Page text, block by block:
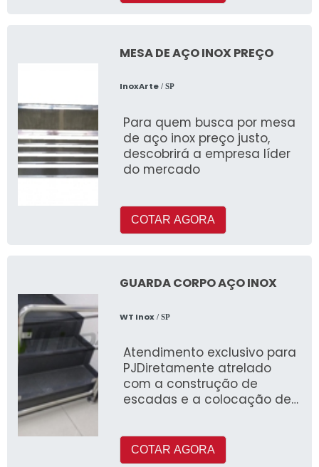
MESA DE AÇO INOX PREÇO
InoxArte/ SP
Para quem busca por mesa
de aço inox preço justo,
descobrirá a empresa líder
do mercado
COTAR AGORA
GUARDA CORPO AÇO INOX
WT Inox/ SP
Atendimento exclusivo para
PJDiretamente atrelado
com a construção de
escadas e a colocação de
COTAR AGORA